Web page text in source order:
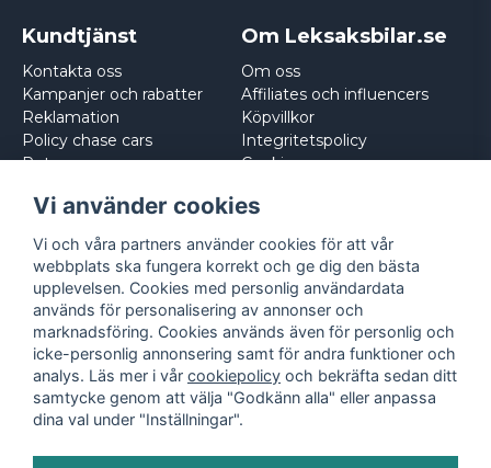
Kundtjänst
Kontakta oss
Kampanjer och rabatter
Reklamation
Policy chase cars
Returnera
Om Leksaksbilar.se
Om oss
Affiliates och influencers
Köpvillkor
Integritetspolicy
Cookies
Vi använder cookies
Vi och våra partners använder cookies för att vår
webbplats ska fungera korrekt och ge dig den bästa
upplevelsen. Cookies med personlig användardata
används för personalisering av annonser och
marknadsföring. Cookies används även för personlig och
icke-personlig annonsering samt för andra funktioner och
analys. Läs mer i vår cookiepolicy och bekräfta sedan ditt
samtycke genom att välja "Godkänn alla" eller anpassa
dina val under "Inställningar".